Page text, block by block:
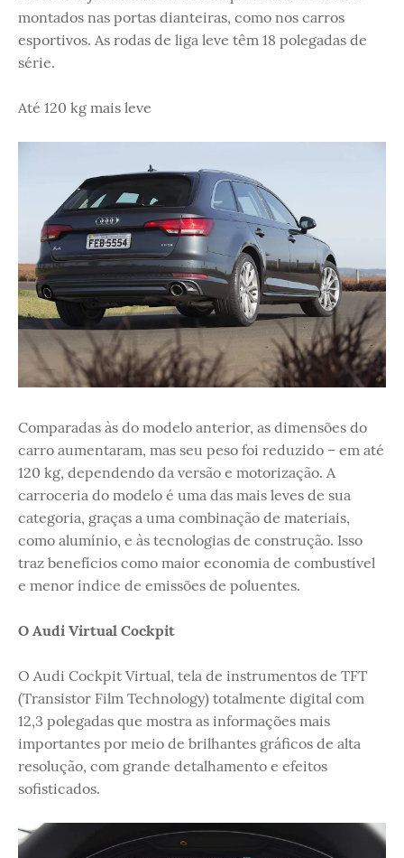
montados nas portas dianteiras, como nos carros
esportivos. As rodas de liga leve têm 18 polegadas de
série.
Até 120 kg mais leve
Comparadas às do modelo anterior, as dimensões do
carro aumentaram, mas seu peso foi reduzido – em até
120 kg, dependendo da versão e motorização. A
carroceria do modelo é uma das mais leves de sua
categoria, graças a uma combinação de materiais,
como alumínio, e às tecnologias de construção. Isso
traz benefícios como maior economia de combustível
e menor índice de emissões de poluentes.
O Audi Virtual Cockpit
O Audi Cockpit Virtual, tela de instrumentos de TFT
(Transistor Film Technology) totalmente digital com
12,3 polegadas que mostra as informações mais
importantes por meio de brilhantes gráficos de alta
resolução, com grande detalhamento e efeitos
sofisticados.